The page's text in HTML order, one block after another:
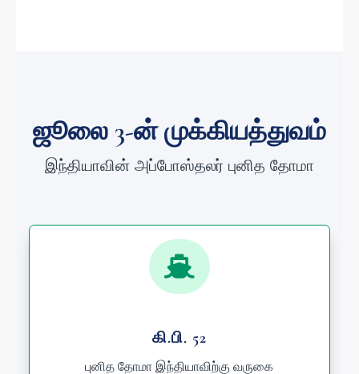
ஜூலை 3-ன் முக்கியத்துவம்
இந்தியாவின் அப்போஸ்தலர் புனித தோமா

கி.பி. 52
புனித தோமா இந்தியாவிற்கு வருகை